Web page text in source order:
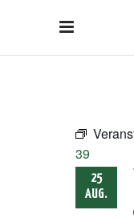
39
25
AUG.